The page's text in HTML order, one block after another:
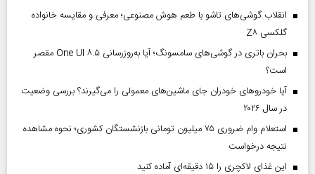
انقلاب گوشی‌های تاشو‌ با طعم هوش مصنوعی؛ معرفی و مقایسه خانواده
گلکسی Z۸
بحران باتری در گوشی‌های سامسونگ؛ آیا به‌روزرسانی One UI ۸.۵ مقصر
است؟
آیا خودروهای خودران جای ماشین‌های معمولی را می‌گیرند؟ بررسی وضعیت
در سال ۲۰۲۶
استعلام وام ضروری ۷۵ میلیون تومانی بازنشستگان کشوری؛ نحوه مشاهده
نتیجه درخواست
این غذای لاکچری را ۱۵ دقیقه‌ای آماده کنید